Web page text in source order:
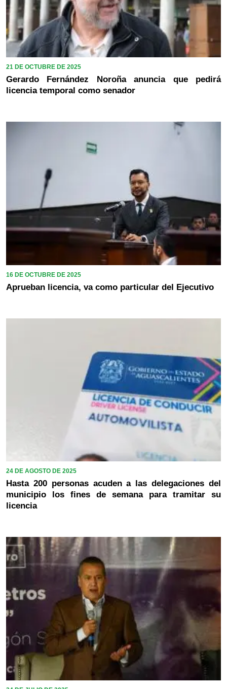
21 DE OCTUBRE DE 2025
Gerardo Fernández Noroña anuncia que pedirá
licencia temporal como senador
16 DE OCTUBRE DE 2025
Aprueban licencia, va como particular del Ejecutivo
24 DE AGOSTO DE 2025
Hasta 200 personas acuden a las delegaciones del
municipio los fines de semana para tramitar su
licencia